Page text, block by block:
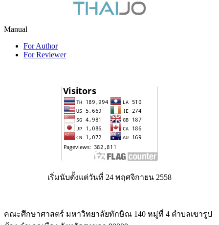
Manual
For Author
For Reviewer
เริ่มนับตั้งแต่วันที่ 24 พฤศจิกายน 2558
คณะศึกษาศาสตร์ มหาวิทยาลัยทักษิณ 140 หมู่ที่ 4 ตำบลเขารูป